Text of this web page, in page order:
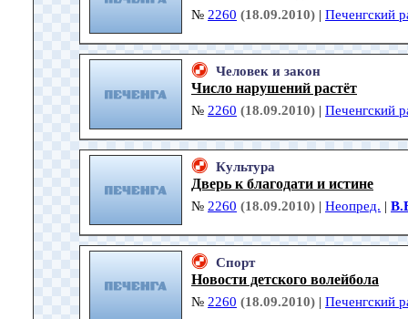
№ 2260 (18.09.2010) | Печенгский
Человек и закон
Число нарушений растёт
№ 2260 (18.09.2010) | Печенгский
Культура
Дверь к благодати и истине
№ 2260 (18.09.2010) | Неопред. |
Спорт
Новости детского волейбола
№ 2260 (18.09.2010) | Печенгский